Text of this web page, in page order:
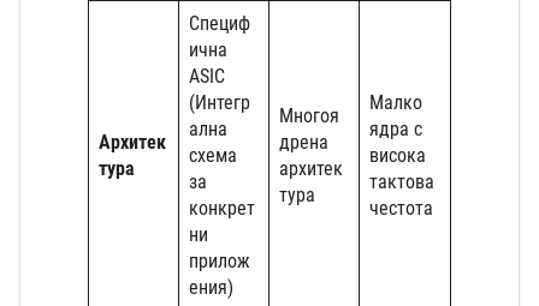
Архитек
тура
Специф
ична
ASIC
(Интегр
ална
схема
за
конкрет
ни
прилож
ения)
Многоя
дрена
архитек
тура
Малко
ядра с
висока
тактова
честота